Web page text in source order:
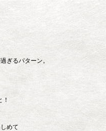
ぎるパターン。
！
めて